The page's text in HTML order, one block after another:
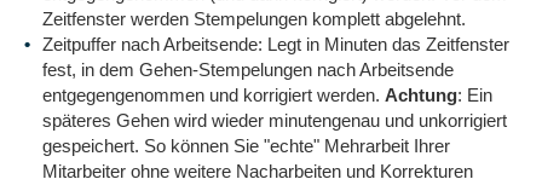
Zeitfenster werden Stempelungen komplett abgelehnt.
Zeitpuffer nach Arbeitsende: Legt in Minuten das Zeitfenster
fest, in dem Gehen-Stempelungen nach Arbeitsende
entgegengenommen und korrigiert werden. Achtung: Ein
späteres Gehen wird wieder minutengenau und unkorrigiert
gespeichert. So können Sie "echte" Mehrarbeit Ihrer
Mitarbeiter ohne weitere Nacharbeiten und Korrekturen